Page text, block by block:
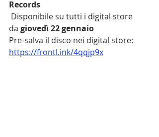
Records
Disponibile su tutti i digital store
da giovedì 22 gennaio
Pre-salva il disco nei digital store:
https://frontl.ink/4qqjp9x